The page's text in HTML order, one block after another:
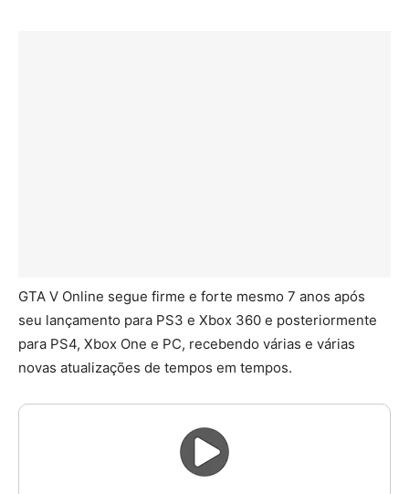
GTA V Online segue firme e forte mesmo 7 anos após
seu lançamento para PS3 e Xbox 360 e posteriormente
para PS4, Xbox One e PC, recebendo várias e várias
novas atualizações de tempos em tempos.